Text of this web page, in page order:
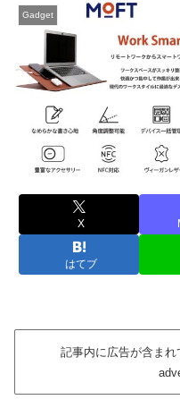
Gadget
X
はてブ
記事内に広告が含ま